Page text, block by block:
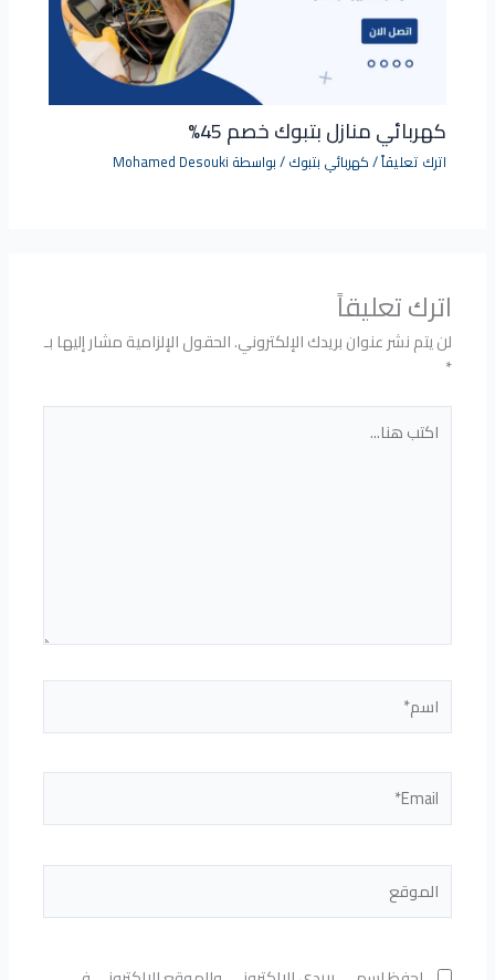
كهربائي منازل بتبوك خصم 45%
اترك تعليقاً/كهربائي بتبوك/ بواسطة Mohamed Desouki
اترك تعليقاً
لن يتم نشر عنوان بريدك الإلكتروني.الحقول الإلزامية مشار إليها بـ
*
هنا...
Email*